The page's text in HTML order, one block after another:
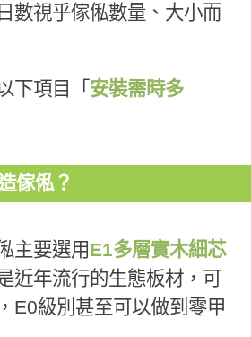
數視乎傢俬數量、大小而
下項目「 安裝需時多
傢俬？
主要選用E1多層實木細芯
近年流行的生態板材，可
E0級別甚至可以做到零甲